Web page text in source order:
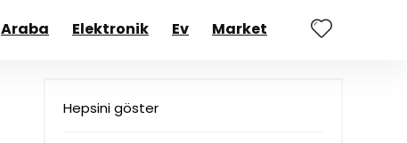
Araba Elektronik Ev Market
Hepsini göster